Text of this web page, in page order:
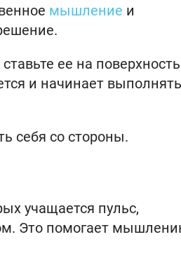
мышление и
ее на поверхность
и начинает выполнять
себя со стороны.
учащается пульс,
Это помогает